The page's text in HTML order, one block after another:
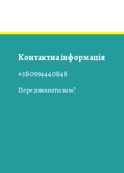
Контактна інформація
+380994440848
Передзвонити вам?